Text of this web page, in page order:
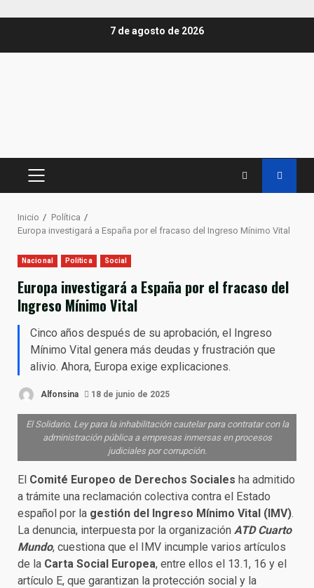
7 de agosto de 2026
MENÚ
Inicio
Política
Europa investigará a España por el fracaso del Ingreso Mínimo Vital
Nacional Política Social
Europa investigará a España por el fracaso del
Ingreso Mínimo Vital
Cinco años después de su aprobación, el Ingreso
Mínimo Vital genera más deudas y frustración que
alivio. Ahora, Europa exige explicaciones.
Alfonsina 18 de junio de 2025
El Solidario. Ley para la inhabilitación cautelar para contratar con la
administración pública a empresas inmersas en procesos
judiciales por corrupción.
El Comité Europeo de Derechos Sociales ha admitido
a trámite una reclamación colectiva contra el Estado
español por la gestión del Ingreso Mínimo Vital (IMV).
La denuncia, interpuesta por la organización ATD Cuarto
Mundo, cuestiona que el IMV incumple varios artículos
de la Carta Social Europea, entre ellos el 13.1, 16 y el
artículo E, que garantizan la protección social y la